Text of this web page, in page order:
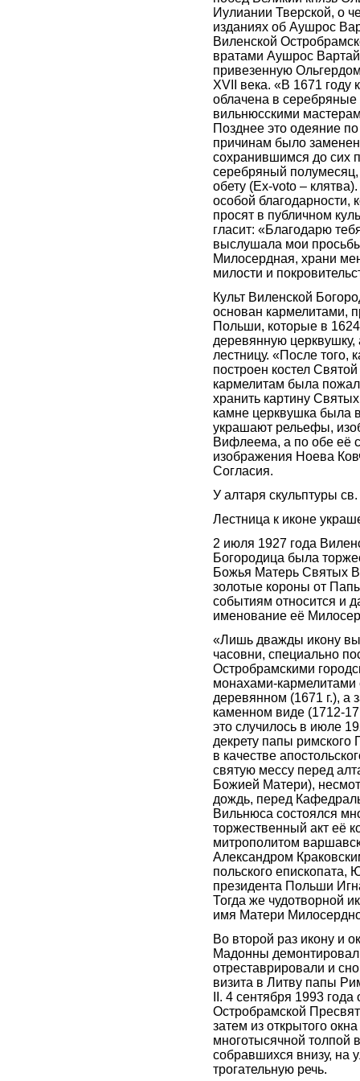
Иулиании Тверской, о
изданиях об Аушрос
Виленской
вратами Аушрос
привезенную
XVII века. «В 1671 году
облачена в
вильнюсскими
Позднее это одеяние
причинам было
сохранившимся до сих
серебряный
обету (Ex-voto –
особой благодарности,
просят в публичном
гласит: «Благодарю
выслушала мои
Милосердная, храни
милости и
Культ Виленской
основан кармелитами,
Польши, которые в 1624
деревянную церквушку,
лестницу. «После того,
построен костел
кармелитам была
хранить картину
камне церквушка была
украшают рельефы,
Вифлеема, а по обе её
изображения Ноева
Согласия.
У алтаря скульптуры
Лестница к иконе
2 июля 1927 года
Богородица была
Божья Матерь Святых
золотые короны от
событиям относится и
именование её
«Лишь дважды икону
часовни, специально
Остробрамскими
монахами-кармелитами
деревянном (1671 г.), а
каменном виде (1712-
это случилось в июле
декрету папы римского
в качестве
святую мессу перед
Божией Матери),
дождь, перед
Вильнюса состоялся
торжественный акт её
митрополитом
Александром
польского епископата,
президента Польши
Тогда же чудотворной
имя Матери
Во второй раз икону и
Мадонны
отреставрировали и
визита в Литву папы
II. 4 сентября 1993
Остробрамской
затем из открытого
многотысячной толпой
собравшихся внизу, на
трогательную речь.